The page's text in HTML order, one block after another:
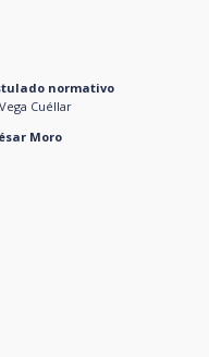
normativo
Cuéllar
Moro